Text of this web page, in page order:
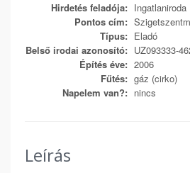
Hirdetés feladója: Ingatlaniroda
Pontos cím:
Típus: Eladó
Belső irodai azonosító: UZ093333-
Építés éve: 2006
Fűtés: gáz (cirko)
Napelem van?: nincs
Leírás